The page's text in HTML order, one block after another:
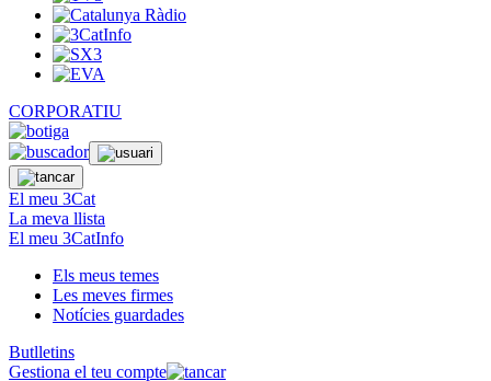
CORPORATIU
El meu 3Cat
La meva llista
El meu 3CatInfo
Els meus temes
Les meves firmes
Notícies guardades
Butlletins
Gestiona el teu compte